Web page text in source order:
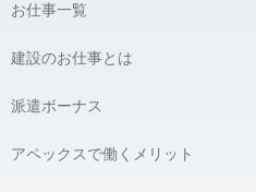
お仕事一覧
建設のお仕事とは
派遣ボーナス
アペックスで働くメリット